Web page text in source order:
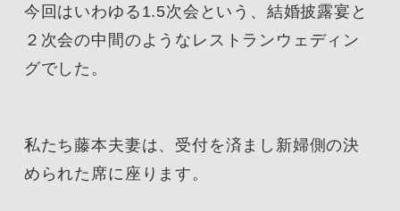
今回はいわゆる1.5次会という、結婚披露宴と
２次会の中間のようなレストランウェディン
グでした。
私たち藤本夫妻は、受付を済まし新婦側の決
められた席に座ります。